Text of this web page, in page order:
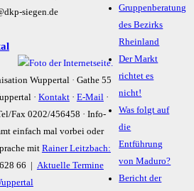
siegen.de
Wuppertal· Gathe 55
· Kontakt· E-Mail·
Fax 0202/456458 · Info-
einfach mal vorbei oder
mit Rainer Leitzbach:
66 | Aktuelle Termine
Gruppenberatung
des Bezirks
Rheinland
Der Markt
richtet es
nicht!
Was folgt auf
die
Entführung
von Maduro?
Bericht der